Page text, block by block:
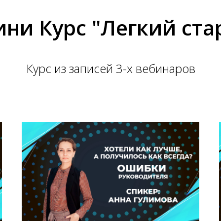
Курс "Легкий
Курс из записей 3-х вебинаров